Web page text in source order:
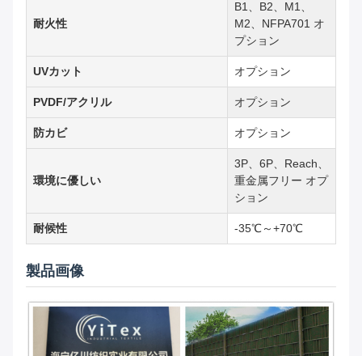
耐火性
B1、B2、M1、
M2、NFPA701 オ
プション
UVカット オプション
PVDF/アクリル オプション
防カビ オプション
環境に優しい
3P、6P、Reach、
重金属フリー オプ
ション
耐候性 -35℃～+70℃
製品画像